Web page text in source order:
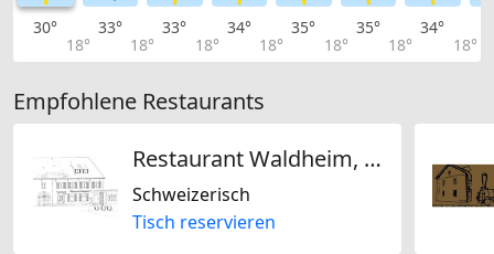
30°
18°
33°
18°
33°
18°
34°
18°
35°
18°
35°
18°
34°
18°
Empfohlene Restaurants
Restaurant Waldheim, Hettenschwil
Schweizerisch
Tisch reservieren